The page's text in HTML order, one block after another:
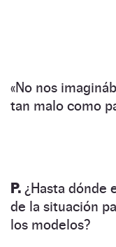
«No nos
tan malo como
P. ¿Hasta dónde
de la situación
los modelos?